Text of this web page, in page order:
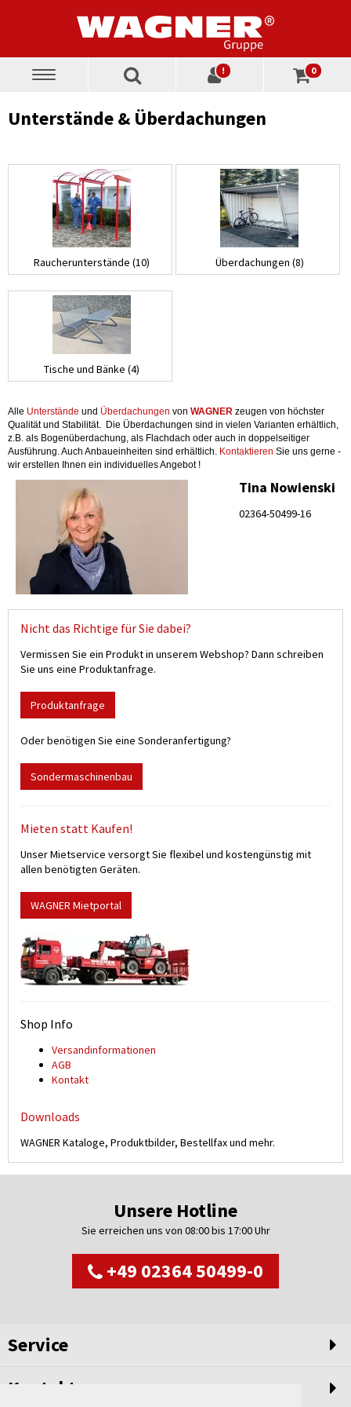
Toggle
! 0
Unterstände & Überdachungen
Raucherunterstände (10) Überdachungen (8)
Tische und Bänke (4)
Alle Unterstände und Überdachungen von WAGNER zeugen von höchster
Qualität und Stabilität. Die Überdachungen sind in vielen Varianten erhältlich,
z.B. als Bogenüberdachung, als Flachdach oder auch in doppelseitiger
Ausführung. Auch Anbaueinheiten sind erhältlich. Kontaktieren Sie uns gerne -
wir erstellen Ihnen ein individuelles Angebot !
Tina Nowienski
02364-50499-16
Nicht das Richtige für Sie dabei?
Vermissen Sie ein Produkt in unserem Webshop? Dann schreiben
Sie uns eine Produktanfrage.
Produktanfrage
Oder benötigen Sie eine Sonderanfertigung?
Sondermaschinenbau
Mieten statt Kaufen!
Unser Mietservice versorgt Sie flexibel und kostengünstig mit
allen benötigten Geräten.
WAGNER Mietportal
Shop Info
Versand­informationen
AGB
Kontakt
Downloads
WAGNER Kataloge, Produktbilder, Bestellfax und mehr.
Unsere Hotline
Sie erreichen uns von 08:00 bis 17:00 Uhr
+49 02364 50499-0
Service
Kontakt